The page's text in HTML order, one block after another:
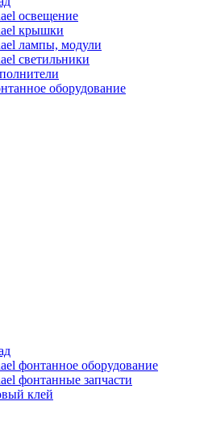
освещение
крышки
лампы, модули
светильники
оборудование
фонтанное оборудование
фонтанные запчасти
клей